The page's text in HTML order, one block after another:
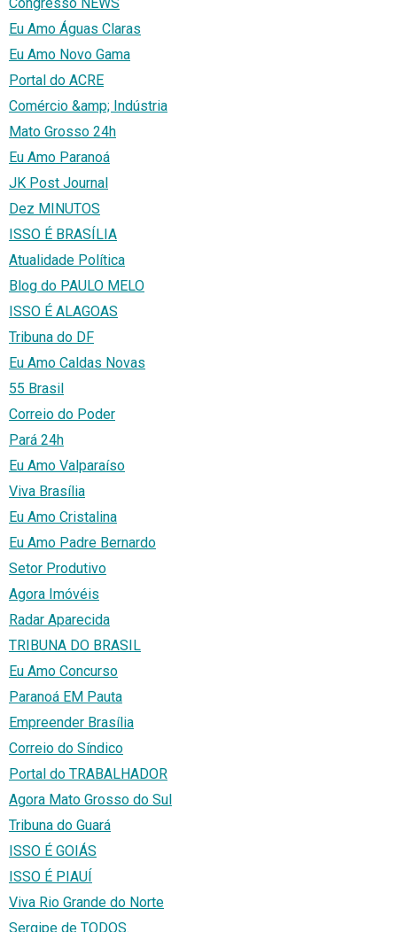
Eu Amo Águas Claras
Eu Amo Novo Gama
Portal do ACRE
Comércio &amp; Indústria
Mato Grosso 24h
Eu Amo Paranoá
JK Post Journal
Dez MINUTOS
ISSO É BRASÍLIA
Atualidade Política
Blog do PAULO MELO
ISSO É ALAGOAS
Tribuna do DF
Eu Amo Caldas Novas
55 Brasil
Correio do Poder
Pará 24h
Eu Amo Valparaíso
Viva Brasília
Eu Amo Cristalina
Eu Amo Padre Bernardo
Setor Produtivo
Agora Imóvéis
Radar Aparecida
TRIBUNA DO BRASIL
Eu Amo Concurso
Paranoá EM Pauta
Empreender Brasília
Correio do Síndico
Portal do TRABALHADOR
Agora Mato Grosso do Sul
Tribuna do Guará
ISSO É GOIÁS
ISSO É PIAUÍ
Viva Rio Grande do Norte
Sergipe de TODOS.